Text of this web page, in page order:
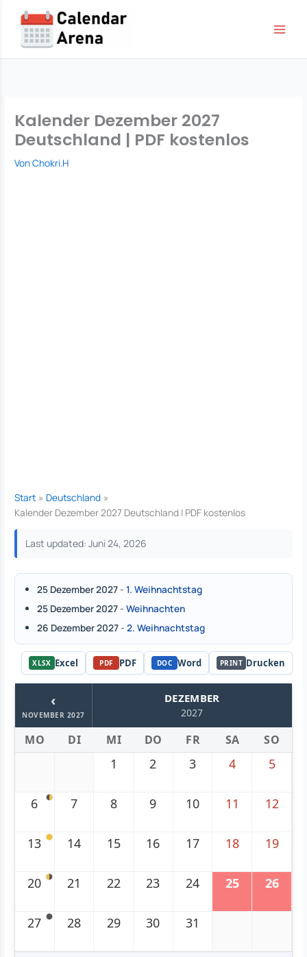
Inhalt
springen
Kalender Dezember 2027
Deutschland | PDF kostenlos
VonChokri.H
Start
Deutschland
Kalender Dezember 2027 Deutschland | PDF kostenlos
Last updated: Juni 24, 2026
25 Dezember 2027-1. Weihnachtstag
25 Dezember 2027-Weihnachten
26 Dezember 2027-2. Weihnachtstag
XLSX Excel PDF PDF DOC Word PRINT Drucken
‹
NOVEMBER 2027
DEZEMBER
2027
MO DI MI DO FR SA SO
1 2 3 4 5
6 7 8 9 10 11 12
13 14 15 16 17 18 19
20 21 22 23 24 25 26
27 28 29 30 31